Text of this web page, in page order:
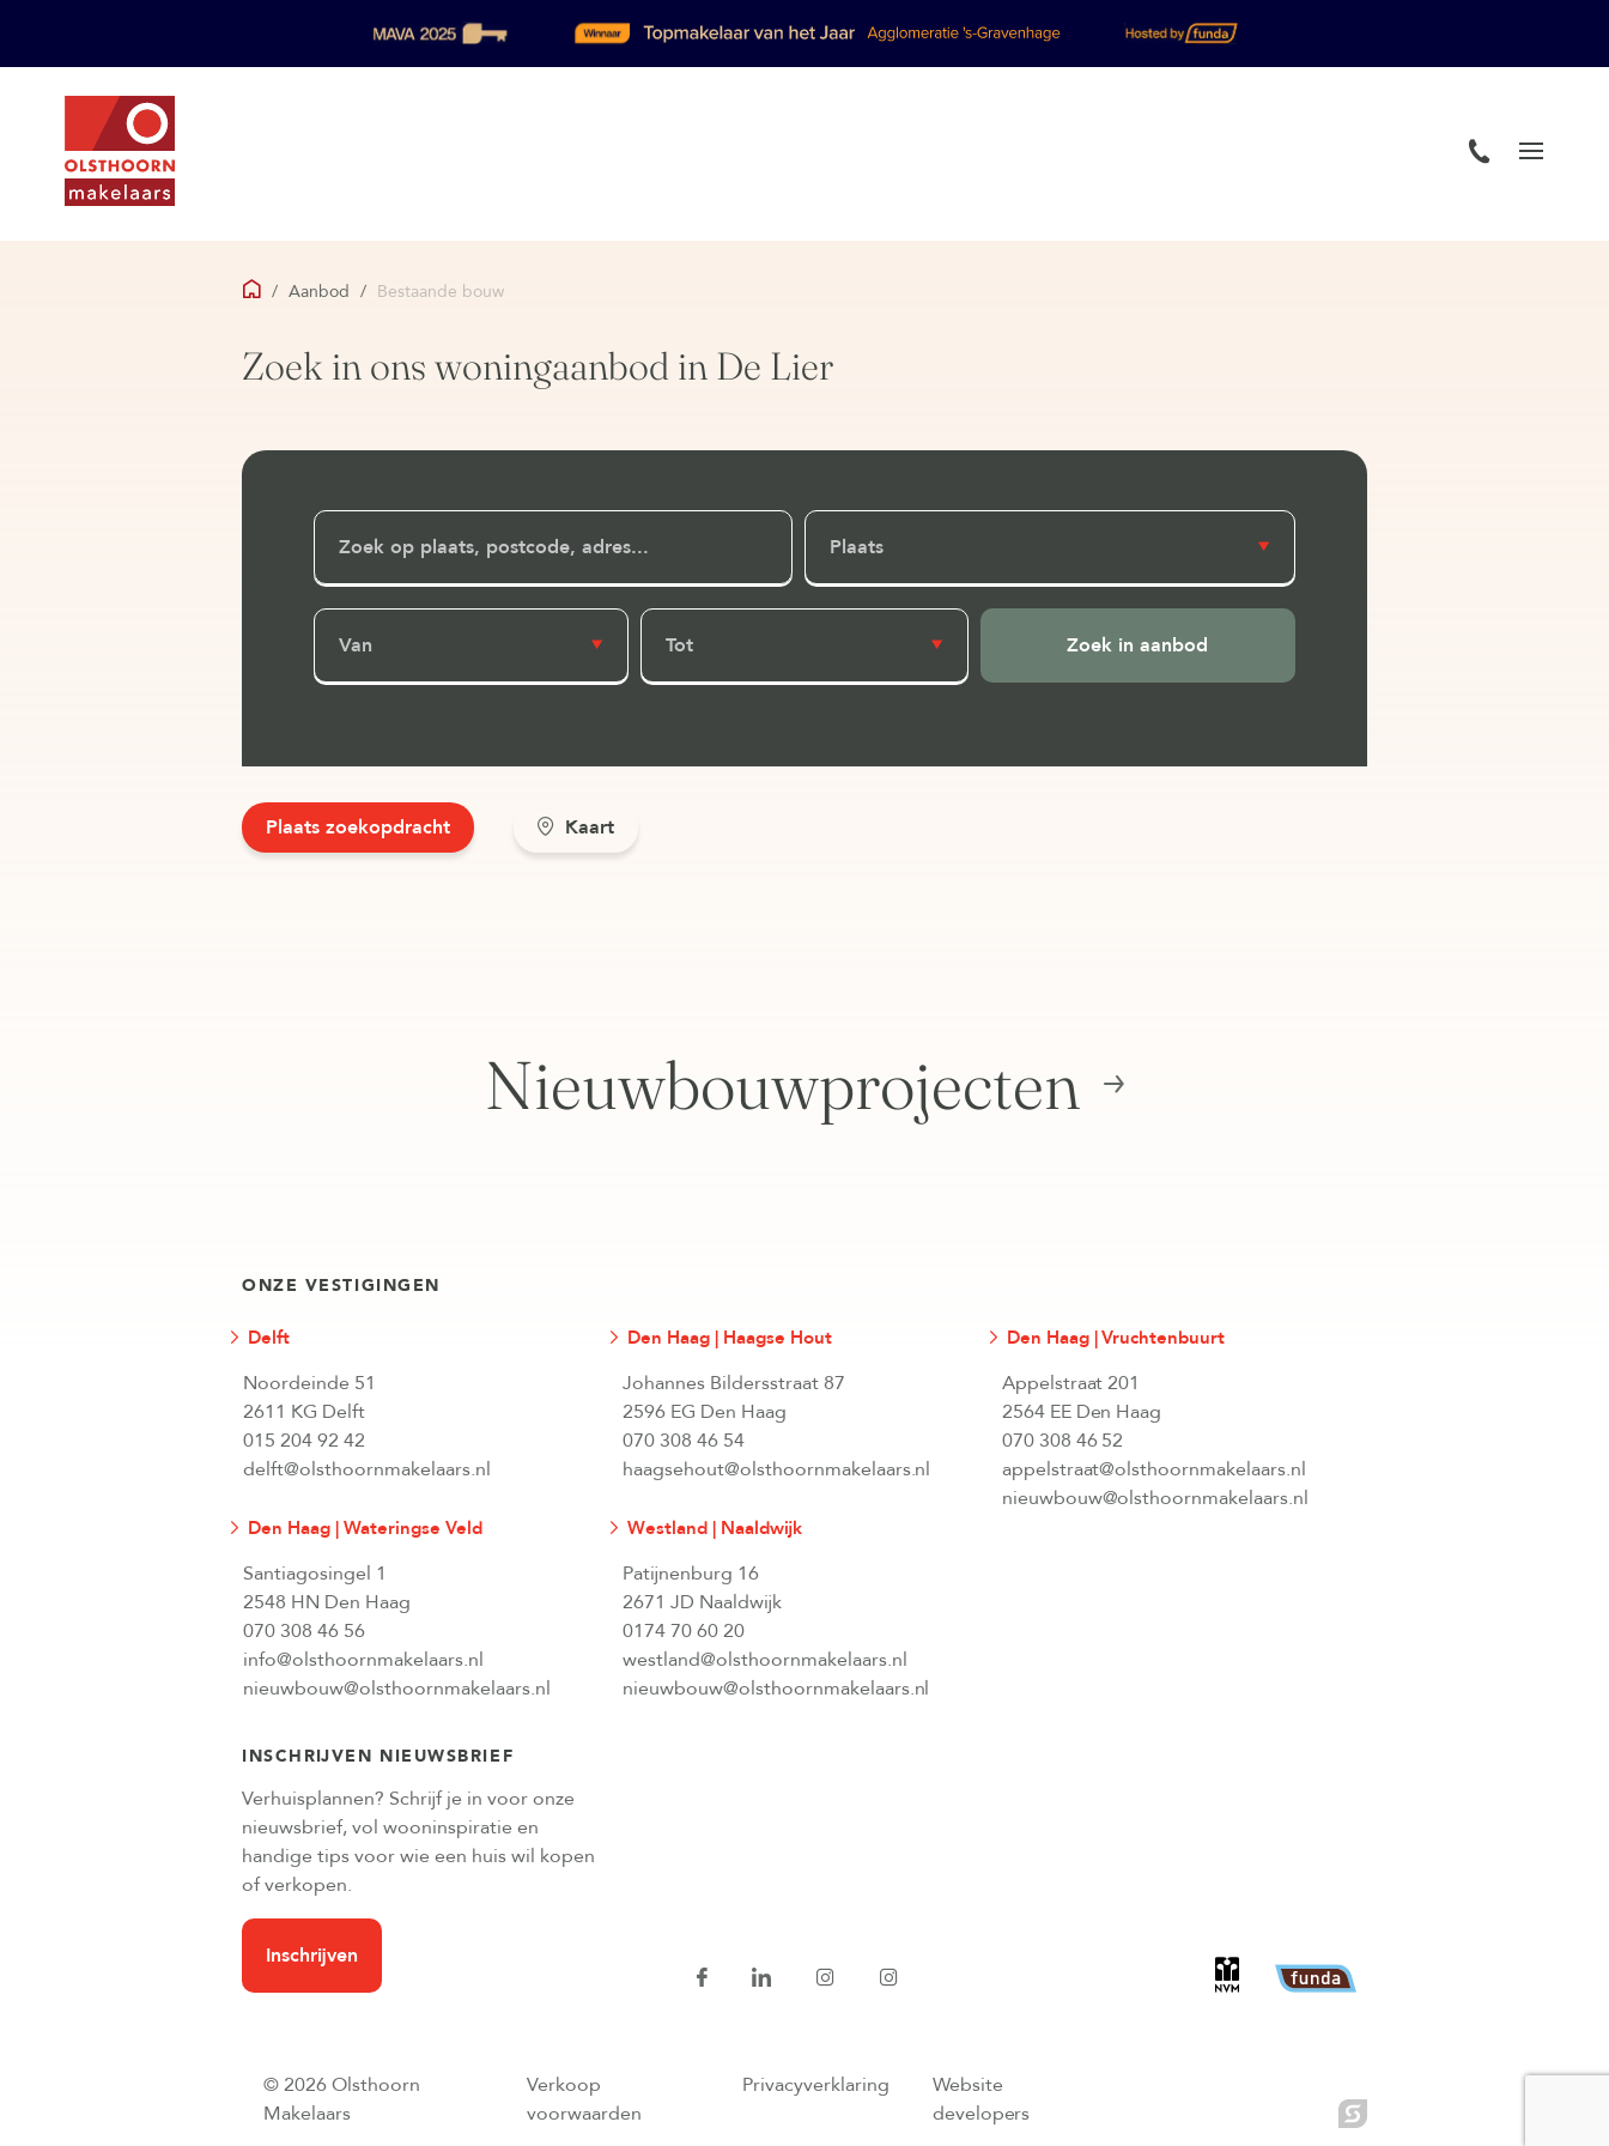
/ Aanbod / Bestaande bouw
Zoek in ons woningaanbod in De Lier
Plaats
Van Tot
Plaats zoekopdracht Kaart
Nieuwbouwprojecten
ONZE VESTIGINGEN
Delft
Noordeinde 51
2611 KG Delft
015 204 92 42
delft@olsthoornmakelaars.nl
Den Haag | Haagse Hout
Johannes Bildersstraat 87
2596 EG Den Haag
070 308 46 54
haagsehout@olsthoornmakelaars.nl
Den Haag | Vruchtenbuurt
Appelstraat 201
2564 EE Den Haag
070 308 46 52
appelstraat@olsthoornmakelaars.nl
nieuwbouw@olsthoornmakelaars.nl
Den Haag | Wateringse Veld
Santiagosingel 1
2548 HN Den Haag
070 308 46 56
info@olsthoornmakelaars.nl
nieuwbouw@olsthoornmakelaars.nl
Westland | Naaldwijk
Patijnenburg 16
2671 JD Naaldwijk
0174 70 60 20
westland@olsthoornmakelaars.nl
nieuwbouw@olsthoornmakelaars.nl
INSCHRIJVEN NIEUWSBRIEF
Verhuisplannen? Schrijf je in voor onze
nieuwsbrief, vol wooninspiratie en
handige tips voor wie een huis wil kopen
of verkopen.
Inschrijven
© 2026 Olsthoorn
Makelaars
Verkoop
voorwaarden
Privacyverklaring
Website
developers